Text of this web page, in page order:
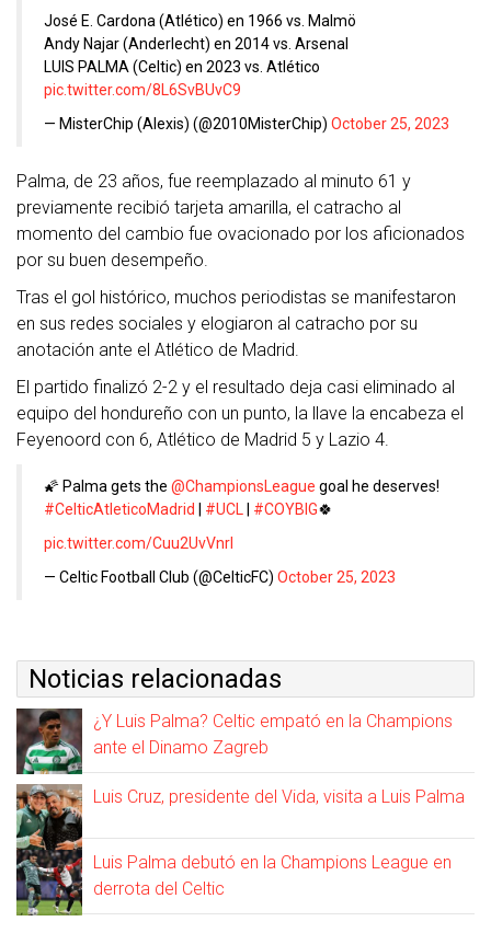
José E. Cardona (Atlético) en 1966 vs. Malmö
Andy Najar (Anderlecht) en 2014 vs. Arsenal
LUIS PALMA (Celtic) en 2023 vs. Atlético
pic.twitter.com/8L6SvBUvC9
— MisterChip (Alexis) (@2010MisterChip) October 25, 2023
Palma, de 23 años, fue reemplazado al minuto 61 y
previamente recibió tarjeta amarilla, el catracho al
momento del cambio fue ovacionado por los aficionados
por su buen desempeño.
Tras el gol histórico, muchos periodistas se manifestaron
en sus redes sociales y elogiaron al catracho por su
anotación ante el Atlético de Madrid.
El partido finalizó 2-2 y el resultado deja casi eliminado al
equipo del hondureño con un punto, la llave la encabeza el
Feyenoord con 6, Atlético de Madrid 5 y Lazio 4.
🌠 Palma gets the @ChampionsLeague goal he deserves!
#CelticAtleticoMadrid
#UCL #COYBIG🍀
pic.twitter.com/Cuu2UvVnrI
— Celtic Football Club (@CelticFC) October 25, 2023
Noticias relacionadas
¿Y Luis Palma? Celtic empató en la Champions
ante el Dinamo Zagreb
Luis Cruz, presidente del Vida, visita a Luis Palma
Luis Palma debutó en la Champions League en
derrota del Celtic